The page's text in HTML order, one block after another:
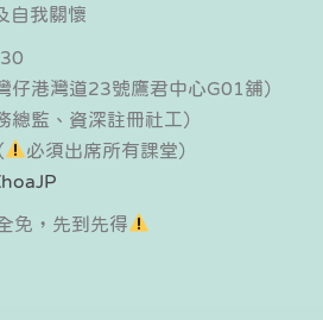
自我關懷
仔港灣道23號鷹君中心G01舖）
總監、資深註冊社工）
必須出席所有課堂）
免，先到先得